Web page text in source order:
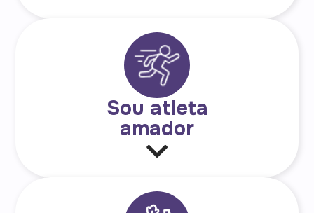
Sou atleta
amador